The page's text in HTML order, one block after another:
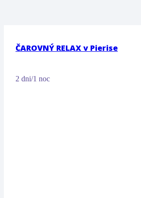
ČAROVNÝ RELAX v Pierise
2 dni/1 noc